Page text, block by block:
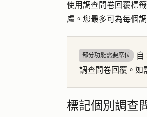
使用調查問卷回覆標
慮。您最多可為每個
部分功能需要席位 自
調查問卷回覆。如
標記個別調查